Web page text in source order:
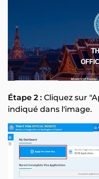
Étape 2 : Cliquez sur
indiqué dans l'image.